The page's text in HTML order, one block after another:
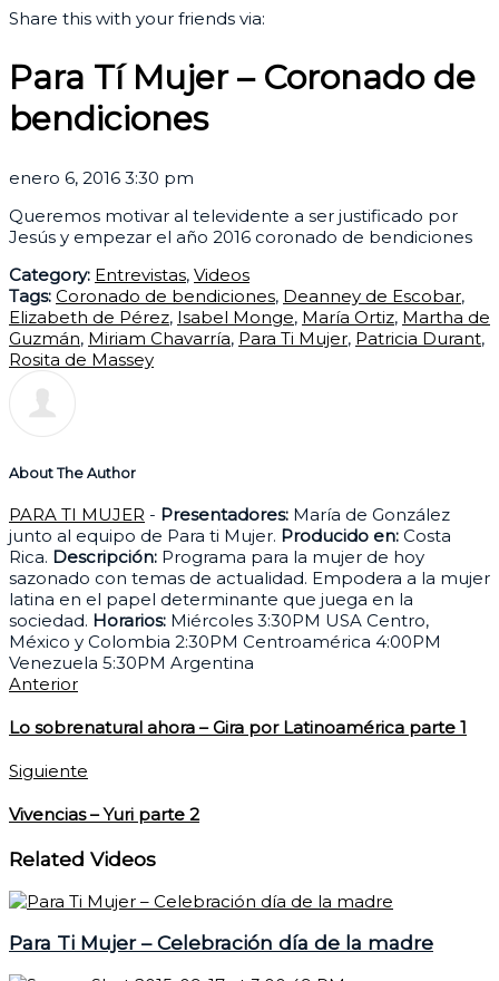
Share this with your friends via:
Para Tí Mujer – Coronado de
bendiciones
enero 6, 2016 3:30 pm
Queremos motivar al televidente a ser justificado por
Jesús y empezar el año 2016 coronado de bendiciones
Category: Entrevistas, Videos
Tags: Coronado de bendiciones, Deanney de Escobar,
Elizabeth de Pérez, Isabel Monge, María Ortiz, Martha de
Guzmán, Miriam Chavarría, Para Ti Mujer, Patricia Durant,
Rosita de Massey
About The Author
PARA TI MUJER - Presentadores: María de González
junto al equipo de Para ti Mujer. Producido en: Costa
Rica. Descripción: Programa para la mujer de hoy
sazonado con temas de actualidad. Empodera a la mujer
latina en el papel determinante que juega en la
sociedad. Horarios: Miércoles 3:30PM USA Centro,
México y Colombia 2:30PM Centroamérica 4:00PM
Venezuela 5:30PM Argentina
Anterior
Lo sobrenatural ahora – Gira por Latinoamérica parte 1
Siguiente
Vivencias – Yuri parte 2
Related Videos
Para Ti Mujer – Celebración día de la madre